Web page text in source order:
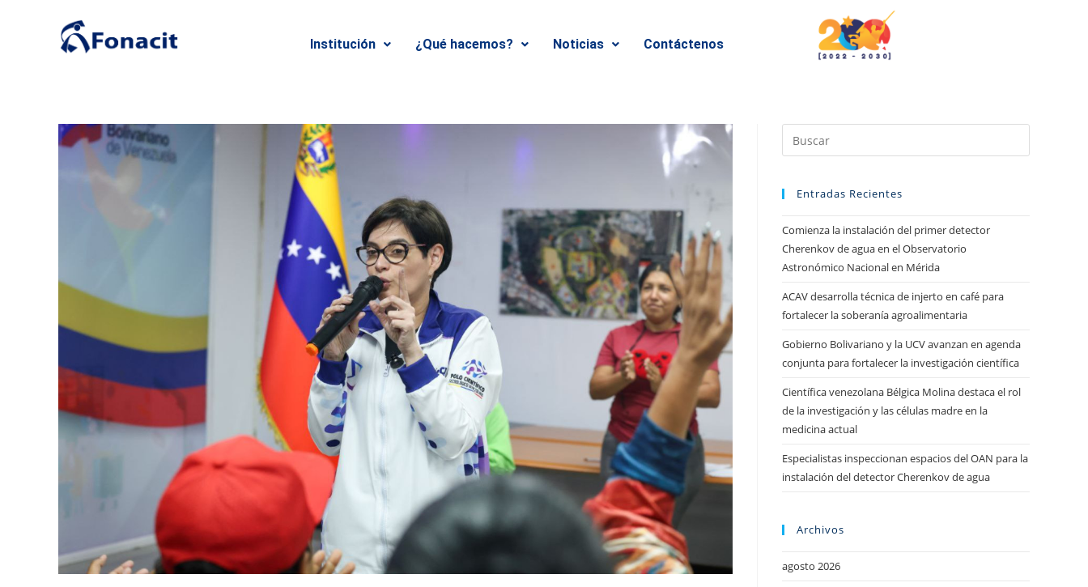
Institución ¿Qué hacemos? Noticias Contáctenos
Entradas Recientes
Comienza la instalación del primer detector
Cherenkov de agua en el Observatorio
Astronómico Nacional en Mérida
ACAV desarrolla técnica de injerto en café para
fortalecer la soberanía agroalimentaria
Gobierno Bolivariano y la UCV avanzan en agenda
conjunta para fortalecer la investigación científica
Científica venezolana Bélgica Molina destaca el rol
de la investigación y las células madre en la
medicina actual
Especialistas inspeccionan espacios del OAN para la
instalación del detector Cherenkov de agua
Archivos
agosto 2026